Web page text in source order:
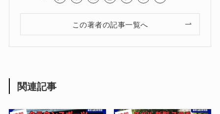
この著者の記事一覧へ
関連記事